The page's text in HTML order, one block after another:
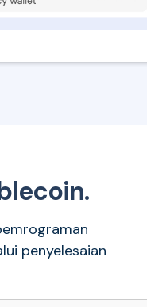
penyelesaian